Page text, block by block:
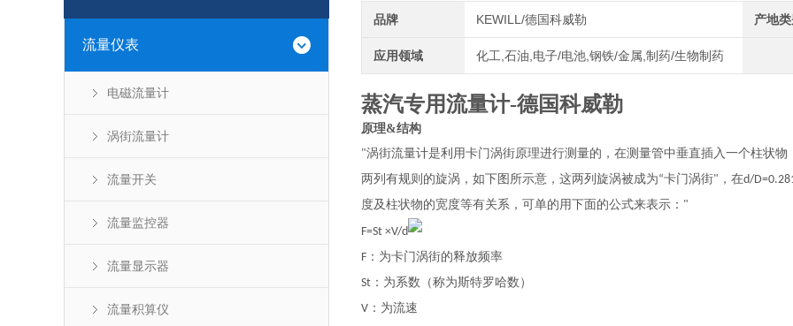
流量仪表
电磁流量计
涡街流量计
流量开关
流量监控器
流量显示器
流量积算仪
品牌 KEWILL/德国科威勒 产地
应用领域 化工,石油,电子/电池,钢铁/金属,制药/生物制药
蒸汽专用流量计-德国科威勒
原理&结构
"涡街流量计是利用卡门涡街原理进行测量的，在测量管中垂直插入一个柱状
两列有规则的旋涡，如下图所示意，这两列旋涡被成为“卡门涡街" ，在d/
度及柱状物的宽度等有关系，可单的用下面的公式来表示： "
F=St ×V/d
F ：为卡门涡街的释放频率
St ：为系数（称为斯特罗哈数）
V ：为流速